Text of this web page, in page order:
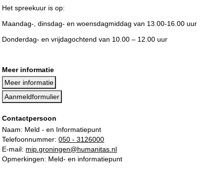
Het spreekuur is op:
Maandag-, dinsdag- en woensdagmiddag van 13.00-16.00 uur
Donderdag- en vrijdagochtend van 10.00 – 12.00 uur
Meer informatie
Meer informatie
Aanmeldformulier
Contactpersoon
Naam: Meld - en Informatiepunt
Telefoonnummer:050 - 3126000
E-mail: mip.groningen@humanitas.nl
Opmerkingen: Meld- en informatiepunt